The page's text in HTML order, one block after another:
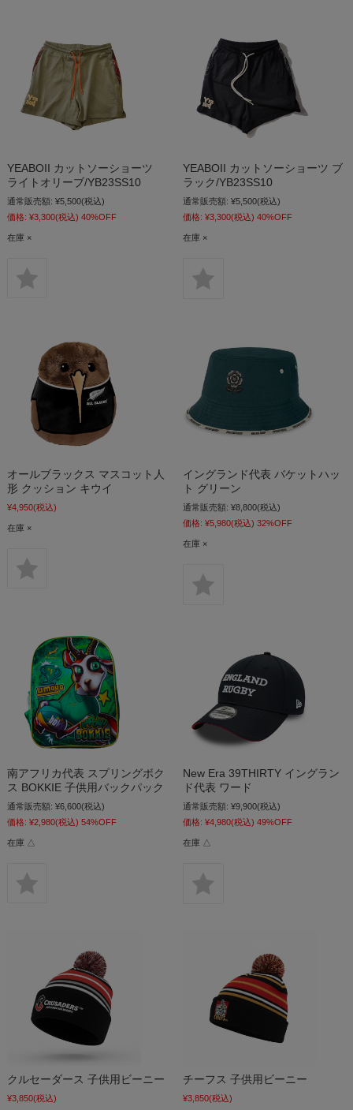
YEABOII カットソーショーツ
ライトオリーブ/YB23SS10
通常販売額: ¥5,500(税込)
価格: ¥3,300(税込) 40%OFF
在庫 ×
YEABOII カットソーショーツ ブ
ラック/YB23SS10
通常販売額: ¥5,500(税込)
価格: ¥3,300(税込) 40%OFF
在庫 ×
オールブラックス マスコット人
形 クッション キウイ
¥4,950(税込)
在庫 ×
イングランド代表 バケットハッ
ト グリーン
通常販売額: ¥8,800(税込)
価格: ¥5,980(税込) 32%OFF
在庫 ×
南アフリカ代表 スプリングボク
ス BOKKIE 子供用バックパック
通常販売額: ¥6,600(税込)
価格: ¥2,980(税込) 54%OFF
在庫 △
New Era 39THIRTY イングラン
ド代表 ワード
通常販売額: ¥9,900(税込)
価格: ¥4,980(税込) 49%OFF
在庫 △
クルセーダース 子供用ビーニー
¥3,850(税込)
チーフス 子供用ビーニー
¥3,850(税込)